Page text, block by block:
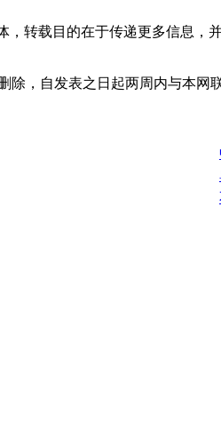
转载目的在于传递更多信息
，自发表之日起两周内与本网